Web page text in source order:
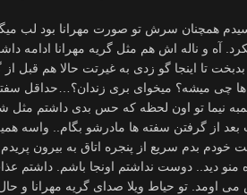
آه و ناله اش هم مثل گریه مهرانا ادامه
تا اینجا گو زدی به غیرتت حالا هم قبل
نیما تو اون لحظه که حس بدی داشتم
از گرفتن سفته ها مادرشو بگام.. واسه
خودم بدم سریع از پنجره اتاق به بیرون
منو دید.. دوست نداشتم اونجا باشم. داشتم
اومد. تو حیاط ویلا صدای گریه مهرانا و